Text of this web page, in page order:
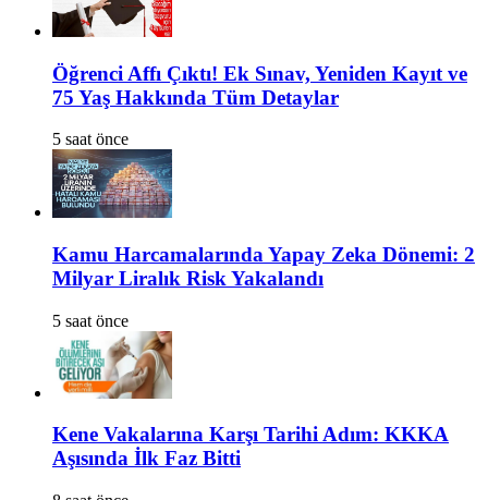
Öğrenci Affı Çıktı! Ek Sınav, Yeniden Kayıt ve
75 Yaş Hakkında Tüm Detaylar
5 saat önce
Kamu Harcamalarında Yapay Zeka Dönemi: 2
Milyar Liralık Risk Yakalandı
5 saat önce
Kene Vakalarına Karşı Tarihi Adım: KKKA
Aşısında İlk Faz Bitti